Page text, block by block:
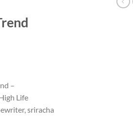
–
Life
sriracha